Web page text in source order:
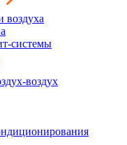
воздуха
системы
воздух